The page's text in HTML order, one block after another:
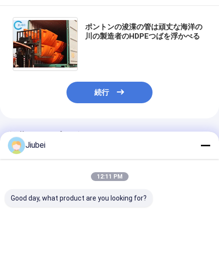
ポントンの浚渫の管は頑丈な海洋の
川の製造者のHDPEつばを浮かべる
続行
推薦されたプロダクト
Jiubei
12:11 PM
Good day, what product are you looking for?